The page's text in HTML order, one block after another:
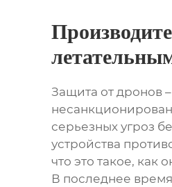
Защита от дронов
серьезных угроз
устройства
что это такое, как
В последнее